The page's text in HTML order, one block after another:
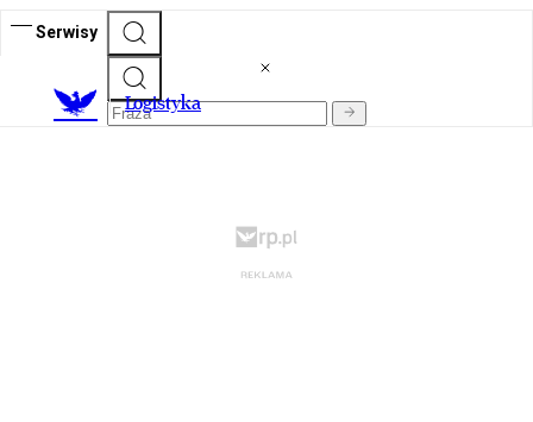
Serwisy
Logistyka